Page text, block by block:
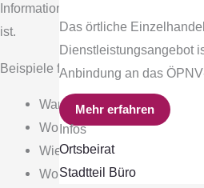
Das örtliche
Dienstleistungsangebot
Anbindung an das
Mehr erfahren
Infos
Ortsbeirat
Stadtteil Büro
Informationen – unabhängig davon,
ist.
Beispiele für häufige Fragen:
Wann hat die
Wo beantrage ich meinen
Wie funktioniert ein BAföG-
Wo erhalte ich eine